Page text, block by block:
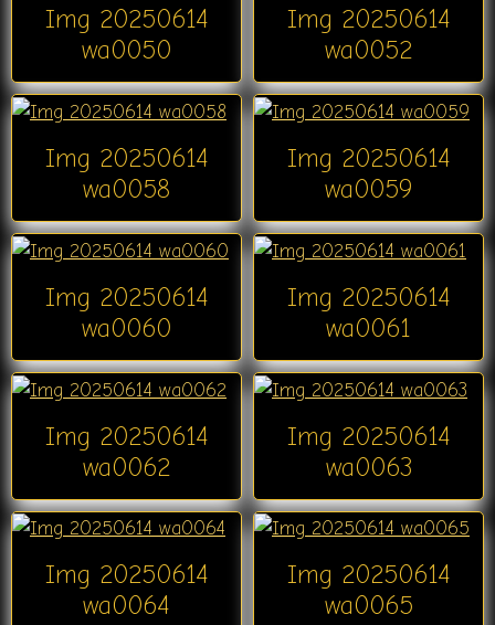
Img 20250614
wa0050
Img 20250614
wa0052
Img 20250614
wa0058
Img 20250614
wa0059
Img 20250614
wa0060
Img 20250614
wa0061
Img 20250614
wa0062
Img 20250614
wa0063
Img 20250614
wa0064
Img 20250614
wa0065